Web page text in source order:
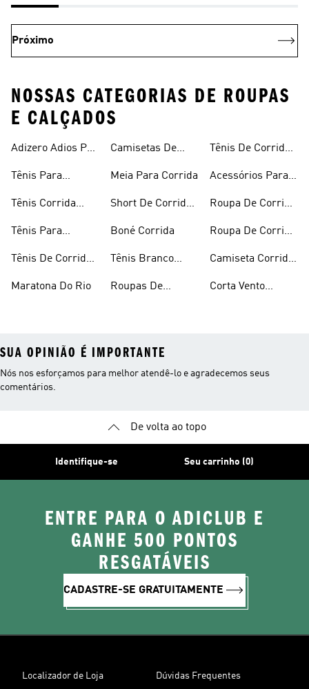
Próximo
NOSSAS CATEGORIAS DE ROUPAS
E CALÇADOS
Adizero Adios Pro
Tênis Para
Tênis Corrida
Tênis Para
Tênis De Corrida
Maratona Do Rio
Camisetas De
Meia Para Corrida
Short De Corrida
Boné Corrida
Tênis Branco
Roupas De
Tênis De Corrida
Acessórios Para
Roupa De Corrida
Roupa De Corrida
Camiseta Corrida
Corta Vento
SUA OPINIÃO É IMPORTANTE
Nós nos esforçamos para melhor atendê-lo e agradecemos seus
comentários.
De volta ao topo
Identifique-se Seu carrinho (0)
ENTRE PARA O ADICLUB E
GANHE 500 PONTOS
RESGATÁVEIS
CADASTRE-SE GRATUITAMENTE
Localizador de Loja Dúvidas Frequentes